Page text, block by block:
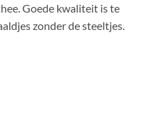
Goede kwaliteit is te
zonder de steeltjes.